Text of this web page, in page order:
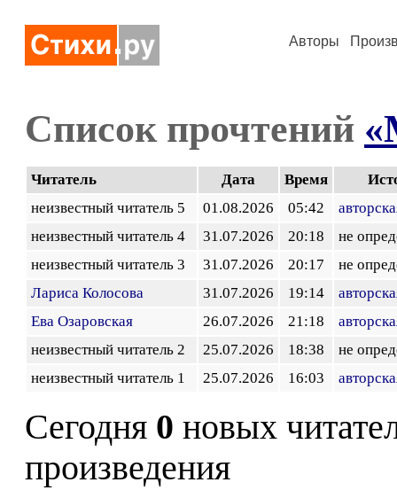
Авторы
Список прочтений
Читатель Дата Время
неизвестный читатель 5
01.08.2026 05:42
неизвестный читатель 4
31.07.2026 20:18
не
неизвестный читатель 3
31.07.2026 20:17
не
Лариса Колосова
31.07.2026 19:14
Ева Озаровская
26.07.2026 21:18
неизвестный читатель 2
25.07.2026 18:38
не
неизвестный читатель 1
25.07.2026 16:03
Сегодня 0 новых
произведения